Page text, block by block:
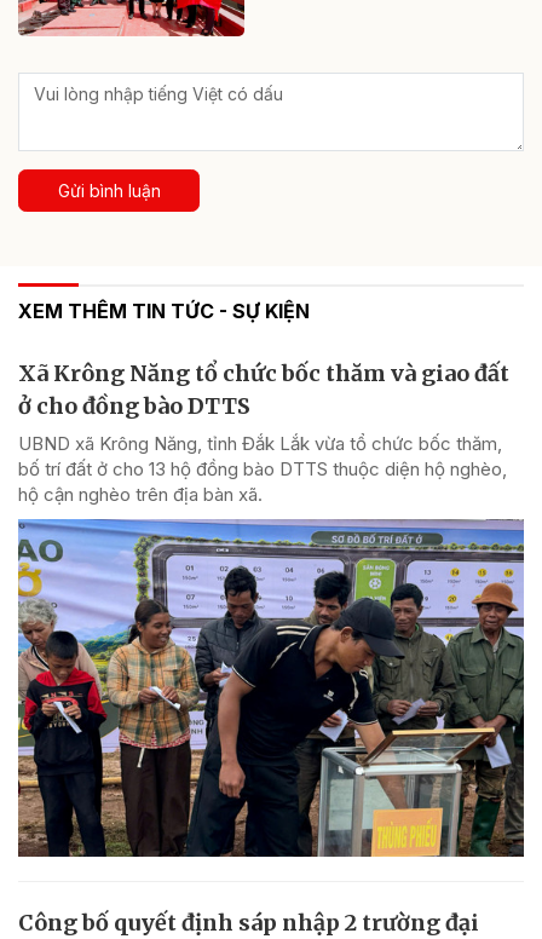
Gửi bình luận
XEM THÊM TIN TỨC - SỰ KIỆN
Xã Krông Năng tổ chức bốc thăm và giao đất
ở cho đồng bào DTTS
UBND xã Krông Năng, tỉnh Đắk Lắk vừa tổ chức bốc thăm,
bố trí đất ở cho 13 hộ đồng bào DTTS thuộc diện hộ nghèo,
hộ cận nghèo trên địa bàn xã.
Công bố quyết định sáp nhập 2 trường đại